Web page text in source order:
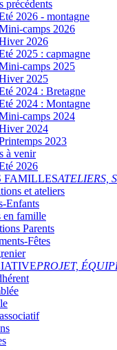
précédents
2026 - montagne
camps 2026
2026
2025 : capmagne
camps 2025
2025
2024 : Bretagne
2024 : Montagne
camps 2024
2024
2023
à venir
2026
FAMILLESATELIERS,
et ateliers
Enfants
en famille
Parents
Fêtes
PROJET,